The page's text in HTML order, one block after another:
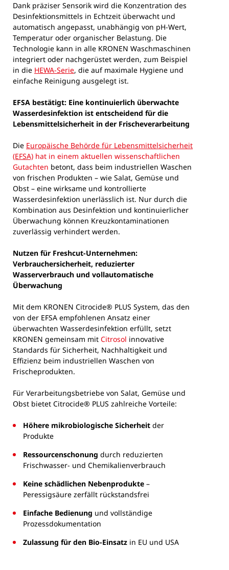
Dank präziser Sensorik wird die Konzentration des
Desinfektionsmittels in Echtzeit überwacht und
automatisch angepasst, unabhängig von pH-Wert,
Temperatur oder organischer Belastung. Die
Technologie kann in alle KRONEN Waschmaschinen
integriert oder nachgerüstet werden, zum Beispiel
in die HEWA-Serie, die auf maximale Hygiene und
einfache Reinigung ausgelegt ist.
EFSA bestätigt: Eine kontinuierlich überwachte
Wasserdesinfektion ist entscheidend für die
Lebensmittelsicherheit in der Frischeverarbeitung
Die Europäische Behörde für Lebensmittelsicherheit
(EFSA) hat in einem aktuellen wissenschaftlichen
Gutachten betont, dass beim industriellen Waschen
von frischen Produkten – wie Salat, Gemüse und
Obst – eine wirksame und kontrollierte
Wasserdesinfektion unerlässlich ist. Nur durch die
Kombination aus Desinfektion und kontinuierlicher
Überwachung können Kreuzkontaminationen
zuverlässig verhindert werden.
Nutzen für Freshcut-Unternehmen:
Verbrauchersicherheit, reduzierter
Wasserverbrauch und vollautomatische
Überwachung
Mit dem KRONEN Citrocide® PLUS System, das den
von der EFSA empfohlenen Ansatz einer
überwachten Wasserdesinfektion erfüllt, setzt
KRONEN gemeinsam mit Citrosol innovative
Standards für Sicherheit, Nachhaltigkeit und
Effizienz beim industriellen Waschen von
Frischeprodukten.
Für Verarbeitungsbetriebe von Salat, Gemüse und
Obst bietet Citrocide® PLUS zahlreiche Vorteile:
Höhere mikrobiologische Sicherheit der
Produkte
Ressourcenschonung durch reduzierten
Frischwasser- und Chemikalienverbrauch
Keine schädlichen Nebenprodukte –
Peressigsäure zerfällt rückstandsfrei
Einfache Bedienung und vollständige
Prozessdokumentation
Zulassung für den Bio-Einsatz in EU und USA